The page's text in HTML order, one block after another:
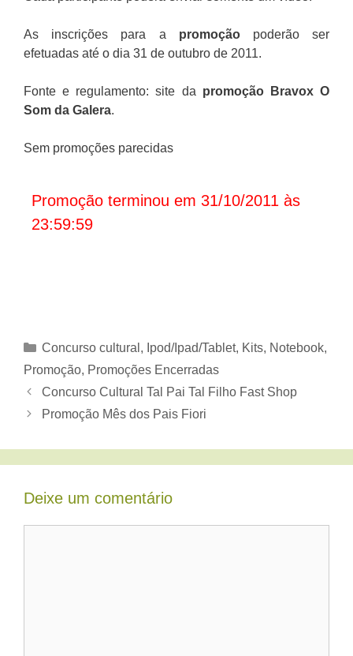
As inscrições para a promoçãopoderão ser
efetuadas até o dia 31 de outubro de 2011.
Fonte e regulamento: site da promoção Bravox O
Som da Galera.
Sem promoções parecidas
Promoção terminou em 31/10/2011 às
23:59:59
Categorias
Concurso cultural , Ipod/Ipad/Tablet, Kits, Notebook,
Promoção, Promoções Encerradas
Concurso Cultural Tal Pai Tal Filho Fast Shop
Promoção Mês dos Pais Fiori
Deixe um comentário